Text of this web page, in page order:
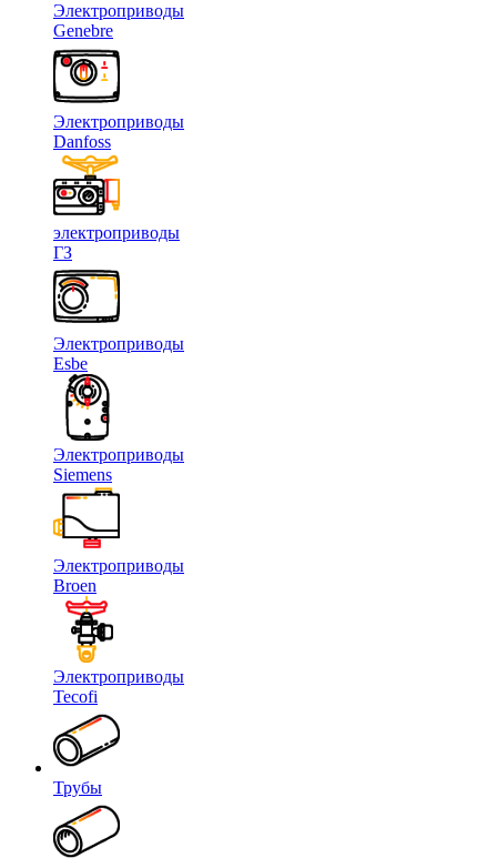
Электроприводы
Genebre
Электроприводы
Danfoss
электроприводы
ГЗ
Электроприводы
Esbe
Электроприводы
Siemens
Электроприводы
Broen
Электроприводы
Tecofi
Трубы